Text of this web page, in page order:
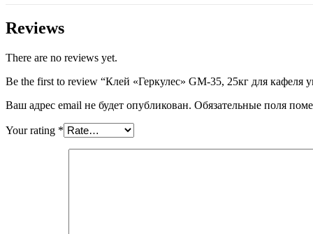
Reviews
There are no reviews yet.
Be the first to review “Клей «Геркулес» GM-35, 25кг для кафеля
Ваш адрес email не будет опубликован. Обязательные поля
Your rating *